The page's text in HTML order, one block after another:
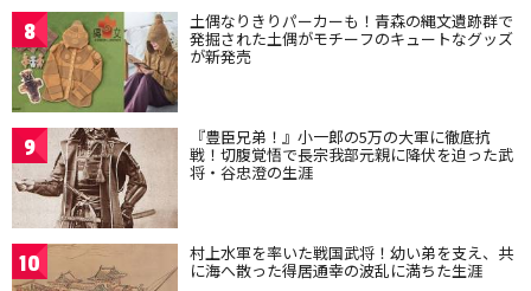
8 土偶なりきりパーカーも！青森の縄文遺跡群で
発掘された土偶がモチーフのキュートなグッズ
が新発売
9 『豊臣兄弟！』小一郎の5万の大軍に徹底抗
戦！切腹覚悟で長宗我部元親に降伏を迫った武
将・谷忠澄の生涯
10 村上水軍を率いた戦国武将！幼い弟を支え、共
に海へ散った得居通幸の波乱に満ちた生涯